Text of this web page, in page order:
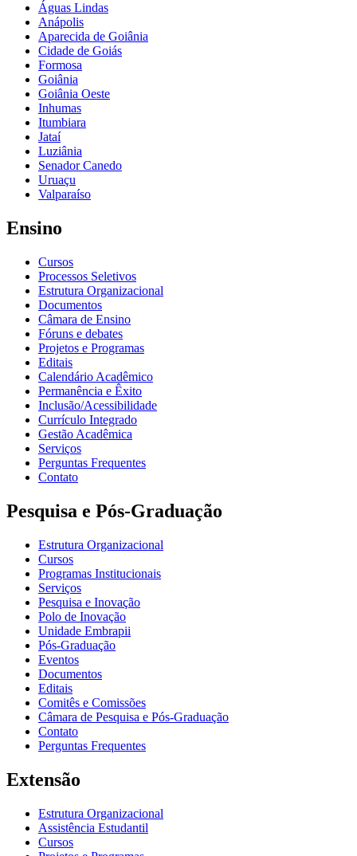
Águas Lindas
Anápolis
Aparecida de Goiânia
Cidade de Goiás
Formosa
Goiânia
Goiânia Oeste
Inhumas
Itumbiara
Jataí
Luziânia
Senador Canedo
Uruaçu
Valparaíso
Ensino
Cursos
Processos Seletivos
Estrutura Organizacional
Documentos
Câmara de Ensino
Fóruns e debates
Projetos e Programas
Editais
Calendário Acadêmico
Permanência e Êxito
Inclusão/Acessibilidade
Currículo Integrado
Gestão Acadêmica
Serviços
Perguntas Frequentes
Contato
Pesquisa e Pós-Graduação
Estrutura Organizacional
Cursos
Programas Institucionais
Serviços
Pesquisa e Inovação
Polo de Inovação
Unidade Embrapii
Pós-Graduação
Eventos
Documentos
Editais
Comitês e Comissões
Câmara de Pesquisa e Pós-Graduação
Contato
Perguntas Frequentes
Extensão
Estrutura Organizacional
Assistência Estudantil
Cursos